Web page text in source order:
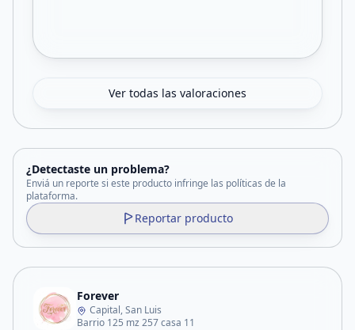
Ver todas las valoraciones
¿Detectaste un problema?
Enviá un reporte si este producto infringe las políticas de la
plataforma.
Reportar producto
Forever
Capital, San Luis
Barrio 125 mz 257 casa 11